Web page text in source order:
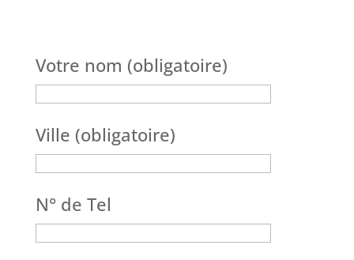
Votre nom (obligatoire)
Ville (obligatoire)
N° de Tel